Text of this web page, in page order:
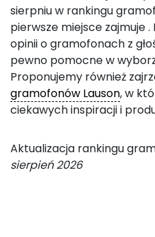
sierpniu w rankingu
pierwsze miejsce zajmuje.
opinii o gramofonach z
pewno pomocne w
Proponujemy również
gramofonów Lauson, w
ciekawych inspiracji i
Aktualizacja rankingu
sierpień 2026